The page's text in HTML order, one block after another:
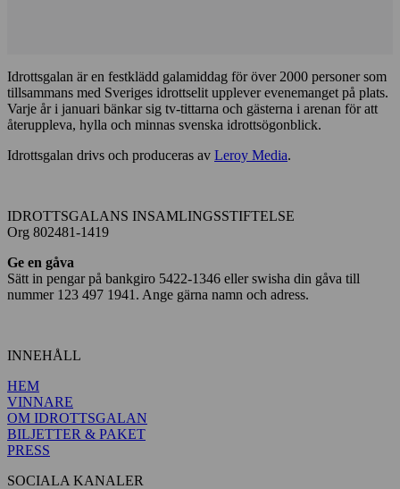
Idrottsgalan är en festklädd galamiddag för över 2000 personer som
tillsammans med Sveriges idrottselit upplever evenemanget på plats.
Varje år i januari bänkar sig tv-tittarna och gästerna i arenan för att
återuppleva, hylla och minnas svenska idrottsögonblick.
Idrottsgalan drivs och produceras av Leroy Media.
IDROTTSGALANS INSAMLINGSSTIFTELSE
Org 802481-1419
Ge en gåva
Sätt in pengar på bankgiro 5422-1346 eller swisha din gåva till
nummer 123 497 1941. Ange gärna namn och adress.
INNEHÅLL
HEM
VINNARE
OM IDROTTSGALAN
BILJETTER & PAKET
PRESS
SOCIALA KANALER